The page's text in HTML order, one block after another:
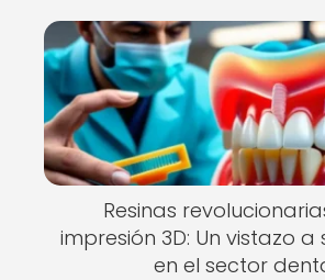
Resinas
impresión 3D: Un vistazo
en el sector